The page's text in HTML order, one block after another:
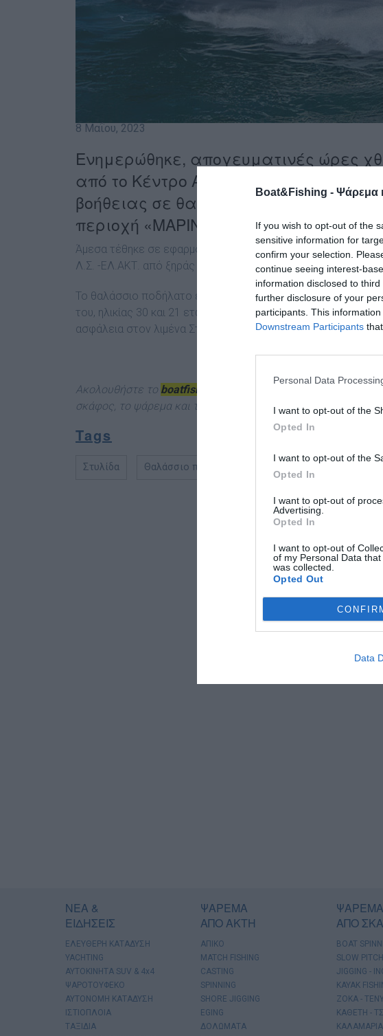
Boat&Fishing - Ψάρεμα
If you wish to opt-out of the
sensitive information for
confirm your selection.
continue seeing interest-
information disclosed to
further disclosure of your
participants. This
Downstream Participants
Personal Data
I want to opt-out of the
Opted In
I want to opt-out of the
Opted In
I want to opt-out of
Advertising.
Opted In
I want to opt-out of
of my Personal Data
was collected.
Opted Out
Data
8 Μαΐου, 2023
Ενημερώθηκε, απογευματινές ώρες
από το Κέντρο Άμεσης Δράσης της Δ.Α.
βοήθειας σε θαλάσσιο ποδήλατο που
περιοχή «ΜΑΡΙΝΙ» Φθιώτιδας.
Άμεσα τέθηκε σε εφαρμογή το τοπικό σχέδιο έκτακτης
Λ.Σ. -ΕΛ.ΑΚΤ. από ξηράς και περιπολικό σκάφος Λ.Σ.-ΕΛ.ΑΚΤ.
Το θαλάσσιο ποδήλατο εντοπίστηκε ημιβυθισμένο στην
του, ηλικίας 30 και 21 ετών, διασώθηκαν από το
ασφάλεια στον λιμένα Στυλίδας.
–
Ακολουθήστε το boatfishing.gr στο Google News και μάθετε
σκάφος, το ψάρεμα και την κατάδυση από την Ελλάδα και
Tags
Στυλίδα Θαλάσσιο ποδήλατο
ΝΕΑ &
ΕΙΔΗΣΕΙΣ
ΕΛΕΥΘΕΡΗ ΚΑΤΑΔΥΣΗ
YACHTING
AYTOKINHTA SUV & 4x4
ΨΑΡΟΤΟΥΦΕΚΟ
ΑΥΤΟΝΟΜΗ ΚΑΤΑΔΥΣΗ
ΙΣΤΙΟΠΛΟΙΑ
ΤΑΞΙΔΙΑ
ΨΑΡΕΜΑ
ΑΠΟ ΑΚΤΗ
ΑΠΙΚΟ
MATCH FISHING
CASTING
SPINNING
SHORE JIGGING
EGING
ΔΟΛΩΜΑΤΑ
ΨΑΡΕΜΑ
ΑΠΟ
BOAT
SLOW
JIGGING -
KAYAK
ΖΟΚΑ -
ΚΑΘΕΤΗ -